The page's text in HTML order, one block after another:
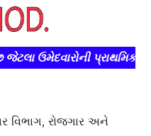
ઉમેદવારોની પ્રાથમિક
વિભાગ, રોજગાર અને